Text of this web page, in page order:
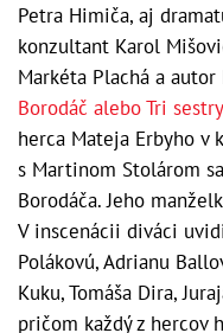
Petra Himiča, aj
konzultant Karol
Markéta Plachá a
Borodáč alebo Tri sestry
herca Mateja Erbyho v
s Martinom Stolárom
Borodáča. Jeho
V inscenácii diváci
Polákovú, Adrianu
Kuku, Tomáša Dira,
pričom každý z hercov